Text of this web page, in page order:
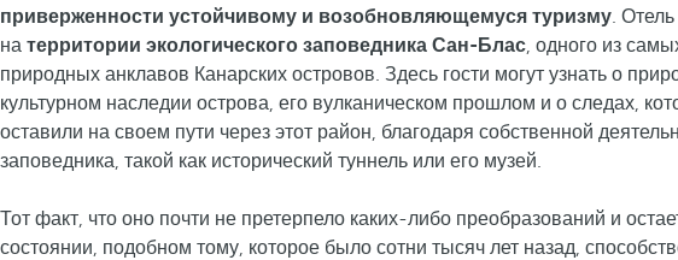
приверженности устойчивому и возобновляющемуся туризму.
на территории экологического заповедника Сан-Блас, одного из
природных анклавов Канарских островов. Здесь гости могут узнать о
культурном наследии острова, его вулканическом прошлом и о следах,
оставили на своем пути через этот район, благодаря собственной
заповедника, такой как исторический туннель или его музей.
Тот факт, что оно почти не претерпело каких-либо преобразований и
состоянии, подобном тому, которое было сотни тысяч лет назад,